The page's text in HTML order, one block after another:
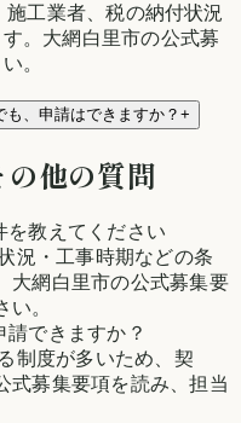
工業者、税の納付状況
。大網白里市の公式募
。
、申請はできますか？ +
他の質問
を教えてください
況・工事時期などの条
大網白里市の公式募集要
。
できますか？
制度が多いため、契
式募集要項を読み、担当